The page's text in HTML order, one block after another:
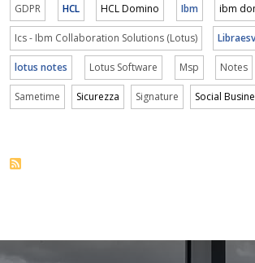
GDPR HCL HCL Domino Ibm ibm
Ics - Ibm Collaboration Solutions (Lotus)
lotus notes Lotus Software Msp Notes
Sametime Sicurezza Signature Social